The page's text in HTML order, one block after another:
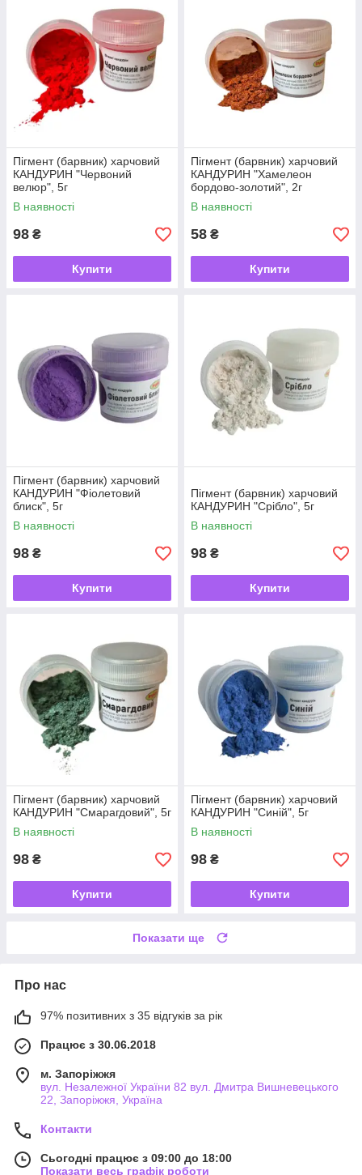
Пігмент (барвник) харчовий
КАНДУРИН "Червоний
велюр", 5г
В наявності
98 ₴
Купити
Пігмент (барвник) харчовий
КАНДУРИН "Хамелеон
бордово-золотий", 2г
В наявності
58 ₴
Купити
Пігмент (барвник) харчовий
КАНДУРИН "Фіолетовий
блиск", 5г
В наявності
98 ₴
Купити
Пігмент (барвник) харчовий
КАНДУРИН "Срібло", 5г
В наявності
98 ₴
Купити
Пігмент (барвник) харчовий
КАНДУРИН "Смарагдовий", 5г
В наявності
98 ₴
Купити
Пігмент (барвник) харчовий
КАНДУРИН "Синій", 5г
В наявності
98 ₴
Купити
Показати ще
Про нас
97% позитивних з 35 відгуків за рік
Працює з 30.06.2018
м. Запоріжжя
вул. Незалежної України 82 вул. Дмитра Вишневецького
22, Запоріжжя, Україна
Контакти
Сьогодні працює з 09:00 до 18:00
Показати весь графік роботи